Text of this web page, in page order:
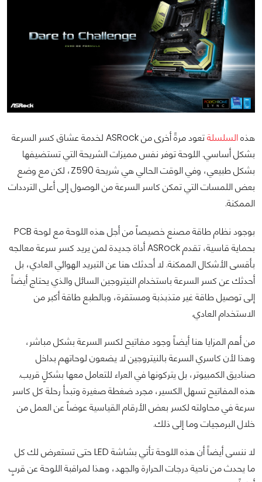
هذهالسلسلة
تعود مرةً أخرى من ASRock لخدمة عشاق كسر السرعة
بشكل أساسي. اللوحة توفر نفس مميزات الشريحة التي تستضيفها
بشكل طبيعي، وفي الوقت الحالي هي شريحة Z590، لكن مع وضع
بعض اللمسات التي تمكن كاسر السرعة من الوصول إلى أعلى الترددات
الممكنة.
بوجود نظام طاقة مصنع خصيصاً من أجل هذه اللوحة مع لوحة PCB
بحماية قاسية، تقدم ASRock أداة جديدة لمن يريد كسر سرعة معالجه
بأقسى الأشكال الممكنة. لا أحدثك هنا عن التبريد الهوائي العادي، بل
أحدثك عن كسر السرعة باستخدام النيتروجين السائل والذي يحتاج أيضاً
إلى توصيل طاقة غير متذبذبة ومستقرة، وبالطبع طاقة أكبر من
الاستخدام العادي.
من أهم المزايا هنا أيضاً وجود مفاتيح لكسر السرعة بشكل مباشر،
وهذا لأن كاسري السرعة بالنيتروجين لا يضعون لوحاتهم بداخل
صناديق الكمبيوتر، بل يتركونها في العراء للتعامل معها بشكلٍ قريب.
هذه المفاتيح تسهل الكسير، مجرد ضغطة صغيرة وتبدأ رحلة كل كاسر
سرعة في محاولته لكسر بعض الأرقام القياسية عوضاً عن العمل من
خلال البرمجيات وما إلى ذلك.
لا ننسى أيضاً أن هذه اللوحة تأتي بشاشة LED حتى تستعرض لك كل
ما يحدث من ناحية درجات الحرارة والجهد، وهذا لمراقبة اللوحة عن قربٍ